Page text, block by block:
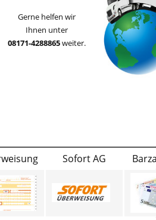
Gerne helfen wir
Ihnen unter
08171-4288865weiter.
Sofort AG